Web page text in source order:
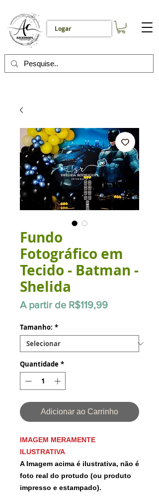
Logar
Fundo
Fotográfico em
Tecido - Batman -
Shelida
A partir de R$119,99Preço
Tamanho: *
Quantidade *
Adicionar ao Carrinho
IMAGEM MERAMENTE
ILUSTRATIVA
A Imagem acima é ilustrativa, não é
foto real do protudo (ou produto
impresso e estampado).